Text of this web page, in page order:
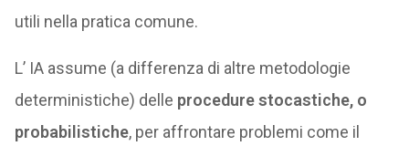
utili nella pratica comune.
L’ IA assume (a differenza di altre metodologie
deterministiche) delle procedure stocastiche, o
probabilistiche, per affrontare problemi come il